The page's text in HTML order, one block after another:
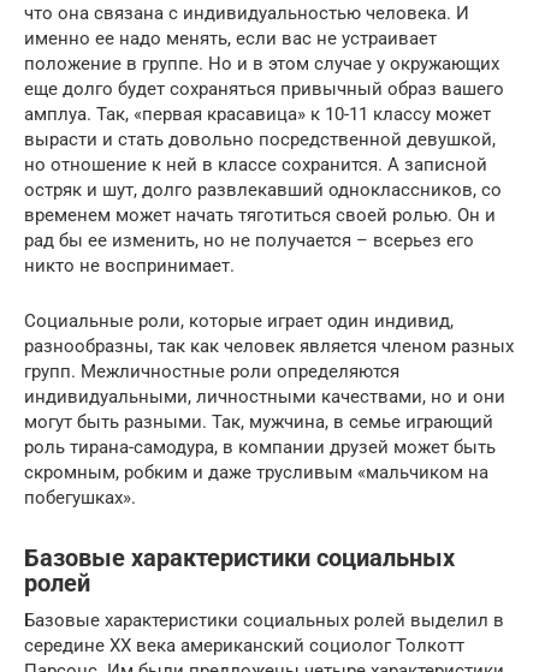
что она связана с индивидуальностью человека. И
именно ее надо менять, если вас не устраивает
положение в группе. Но и в этом случае у окружающих
еще долго будет сохраняться привычный образ вашего
амплуа. Так, «первая красавица» к 10-11 классу может
вырасти и стать довольно посредственной девушкой,
но отношение к ней в классе сохранится. А записной
остряк и шут, долго развлекавший одноклассников, со
временем может начать тяготиться своей ролью. Он и
рад бы ее изменить, но не получается – всерьез его
никто не воспринимает.
Социальные роли, которые играет один индивид,
разнообразны, так как человек является членом разных
групп. Межличностные роли определяются
индивидуальными, личностными качествами, но и они
могут быть разными. Так, мужчина, в семье играющий
роль тирана-самодура, в компании друзей может быть
скромным, робким и даже трусливым «мальчиком на
побегушках».
Базовые характеристики социальных
ролей
Базовые характеристики социальных ролей выделил в
середине XX века американский социолог Толкотт